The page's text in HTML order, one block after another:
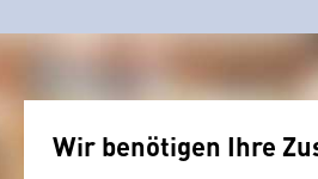
Wir benötigen Ihre